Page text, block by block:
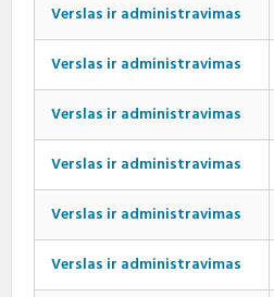
Verslas ir administravimas
Verslas ir administravimas
Verslas ir administravimas
Verslas ir administravimas
Verslas ir administravimas
Verslas ir administravimas